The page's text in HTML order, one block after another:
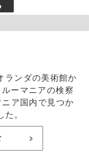
ランダの美術館か
ーマニアの検察
ア国内で見つか
。
>